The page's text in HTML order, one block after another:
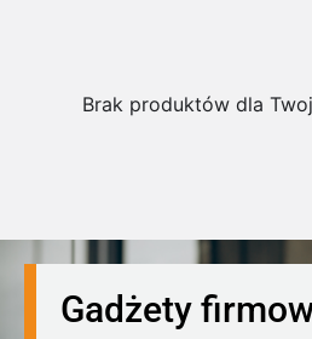
Brak produktów dla
Gadżety